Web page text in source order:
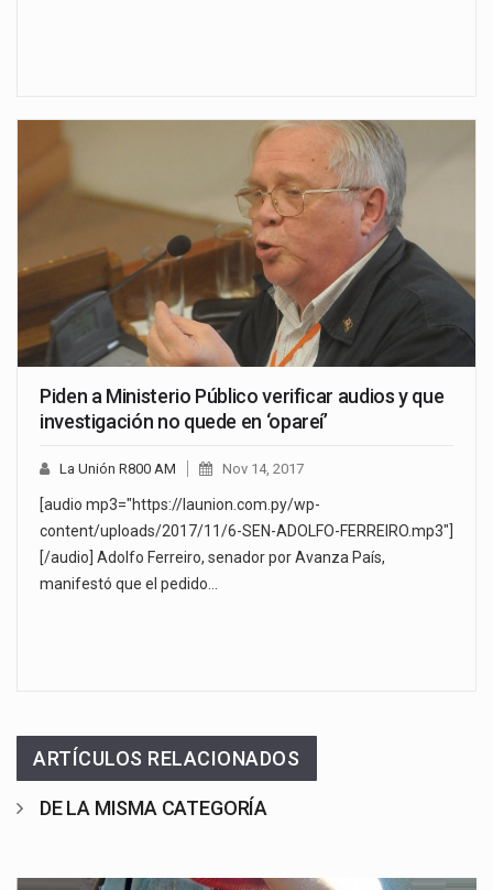
Piden a Ministerio Público verificar audios y que
investigación no quede en ‘opareí’
La Unión R800 AM Nov 14, 2017
[audio mp3="https://launion.com.py/wp-
content/uploads/2017/11/6-SEN-ADOLFO-FERREIRO.mp3"]
[/audio] Adolfo Ferreiro, senador por Avanza País,
manifestó que el pedido…
ARTÍCULOS RELACIONADOS
DE LA MISMA CATEGORÍA